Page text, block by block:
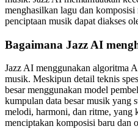
menghasilkan lagu dan
penciptaan musik dapat diakses
Bagaimana Jazz AI
Jazz AI menggunakan algoritma
musik. Meskipun detail teknis
besar menggunakan model
kumpulan data besar musik yang
melodi, harmoni, dan ritme, yang
menciptakan komposisi baru dan